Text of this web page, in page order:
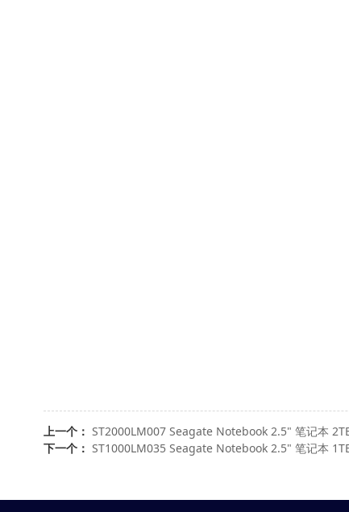
上一个： ST2000LM007 Seagate Notebook 2.5" 笔记本
下一个： ST1000LM035 Seagate Notebook 2.5" 笔记本